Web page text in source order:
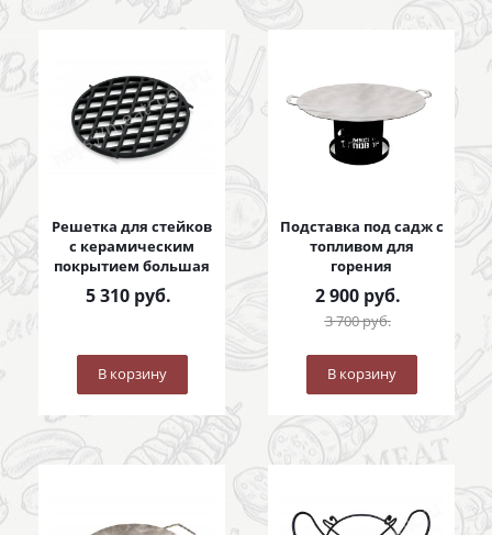
Решетка для стейков
с керамическим
покрытием большая
5 310руб.
В корзину
Подставка под садж с
топливом для
горения
2 900руб.
3 700руб.
В корзину